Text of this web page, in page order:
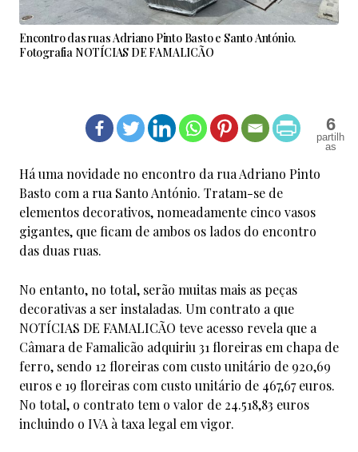
Encontro das ruas Adriano Pinto Basto e Santo António.
Fotografia NOTÍCIAS DE FAMALICÃO
6
Há uma novidade no encontro da rua Adriano Pinto
Basto com a rua Santo António. Tratam-se de
elementos decorativos, nomeadamente cinco vasos
gigantes, que ficam de ambos os lados do encontro
das duas ruas.
No entanto, no total, serão muitas mais as peças
decorativas a ser instaladas. Um contrato a que
NOTÍCIAS DE FAMALICÃO teve acesso revela que a
Câmara de Famalicão adquiriu 31 floreiras em chapa de
ferro, sendo 12 floreiras com custo unitário de 920,69
euros e 19 floreiras com custo unitário de 467,67 euros.
No total, o contrato tem o valor de 24.518,83 euros
incluindo o IVA à taxa legal em vigor.